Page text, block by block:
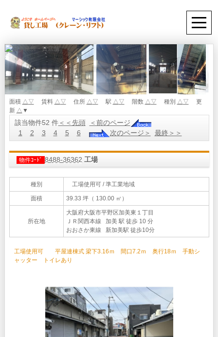
面積 △▽ 賃料 △▽ 住所 △▽ 駅 △▽ 階数 △▽ 種別 △▽ 更
新 △ ▼
該当物件52 件＜＜先頭
＜前のページ
1
2 3 4 5 6 次のページ＞ 最終＞＞
物件ｺｰﾄﾞ 8488-36362 工場
種別 工場使用可 / 準工業地域
面積 39.33 坪（ 130.00 ㎡）
所在地
大阪府大阪市平野区加美東１丁目
ＪＲ関西本線 加美 駅 徒歩 10 分
おおさか東線 新加美駅 徒歩10分
工場使用可 平屋連棟式 梁下3.16ｍ 間口7.2ｍ 奥行18ｍ 手動シ
ャッター トイレあり